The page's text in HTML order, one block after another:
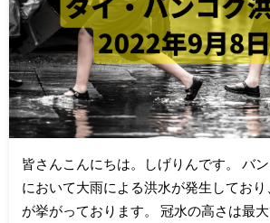
皆さんこんにちは。しげりんです。 バ
において大雨による洪水が発生してお
が挙がっております。 冠水の高さは最